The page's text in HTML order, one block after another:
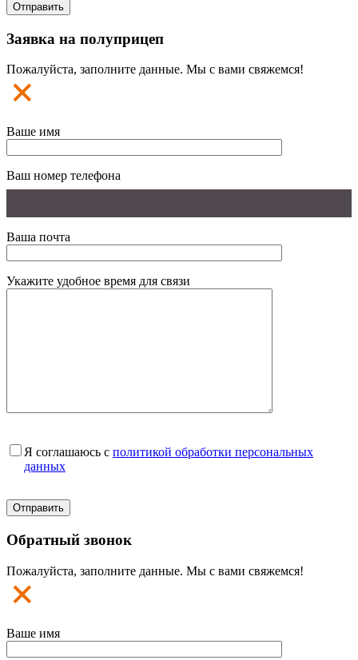
Заявка на полуприцеп
Пожалуйста, заполните данные. Мы с вами свяжемся!
Ваше имя
Ваш номер телефона
Ваша почта
Укажите удобное время для связи
Я соглашаюсь с политикой обработки персональных
данных
Обратный звонок
Пожалуйста, заполните данные. Мы с вами свяжемся!
Ваше имя